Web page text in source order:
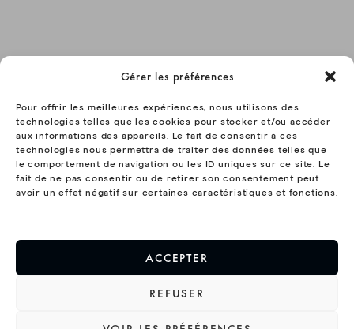
Gérer les préférences
Pour offrir les meilleures expériences, nous utilisons des
technologies telles que les cookies pour stocker et/ou accéder
aux informations des appareils. Le fait de consentir à ces
technologies nous permettra de traiter des données telles que
le comportement de navigation ou les ID uniques sur ce site. Le
fait de ne pas consentir ou de retirer son consentement peut
avoir un effet négatif sur certaines caractéristiques et fonctions.
ACCEPTER
REFUSER
Stephanie dissard
Idem teeshirt dommage pour la qualité du
Hoodie Timeline